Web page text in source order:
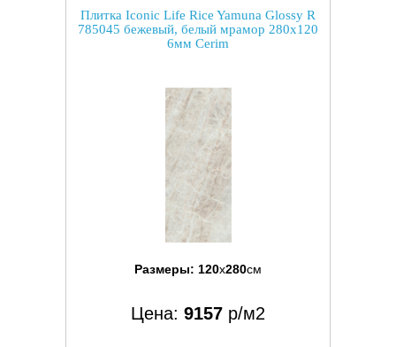
Плитка Iconic Life Rice Yamuna Glossy R
785045 бежевый, белый мрамор 280x120
6мм Cerim
Размеры: 120x280см
Цена: 9157 р/м2